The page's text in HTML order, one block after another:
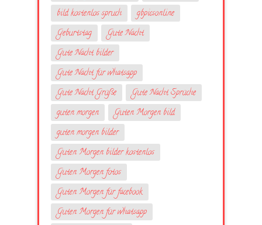
bild kostenlos spruch
gbpicsonline
Geburtstag
Gute Nacht
Gute Nacht bilder
Gute Nacht für whatsapp
Gute Nacht Grüße
Gute Nacht Sprüche
guten morgen
Guten Morgen bild
guten morgen bilder
Guten Morgen bilder kostenlos
Guten Morgen fotos
Guten Morgen für facebook
Guten Morgen für whatsapp